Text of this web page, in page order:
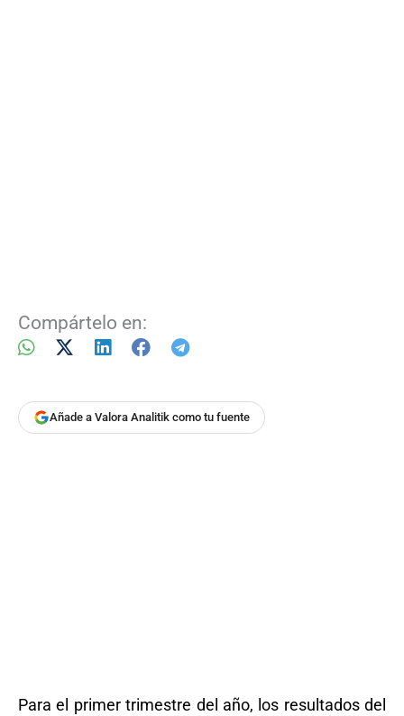
Compártelo en:
Añade a Valora Analitik como tu fuente
Para el primer trimestre del año, los resultados del